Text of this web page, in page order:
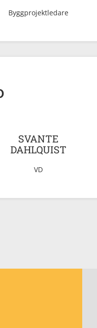
Byggprojektledare
SVANTE
DAHLQUIST
VD